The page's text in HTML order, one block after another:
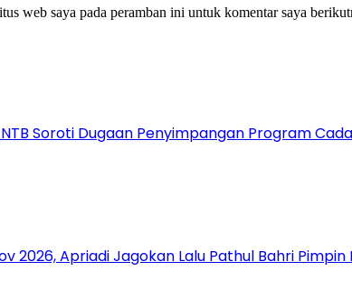
web saya pada peramban ini untuk komentar saya
Soroti Dugaan Penyimpangan Program
2026, Apriadi Jagokan Lalu Pathul Bahri Pimpin